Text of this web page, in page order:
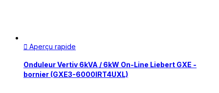
 Aperçu rapide
Onduleur Vertiv 6kVA / 6kW On-Line Liebert GXE -
bornier (GXE3-6000IRT4UXL)